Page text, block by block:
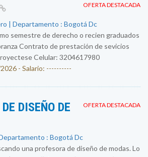
OFERTA DESTACADA
| Departamento : Bogotá Dc
semestre de derecho o recien graduados
Contrato de prestación de sevicios
Celular: 3204617980
- Salario: ----------
OFERTA DESTACADA
DISEÑO DE
: Bogotá Dc
una profesora de diseño de modas. Lo